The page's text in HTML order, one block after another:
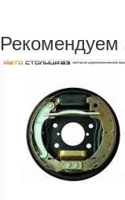
Рекомендуем